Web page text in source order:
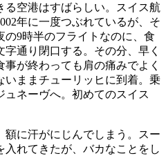
る空港はすばらしい。スイス航
年に一度つぶれているが、そ
9時半のフライトなのに、食
通り閉口する。その分、早く
が終わっても肩の痛みでよく
いままチューリッヒに到着。乗
ュネーヴへ。初めてのスイス
額に汗がにじんでしまう。スー
れてきたが、バカなことをし